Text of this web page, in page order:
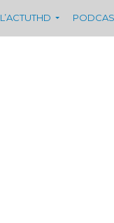
L’ACTUTHD